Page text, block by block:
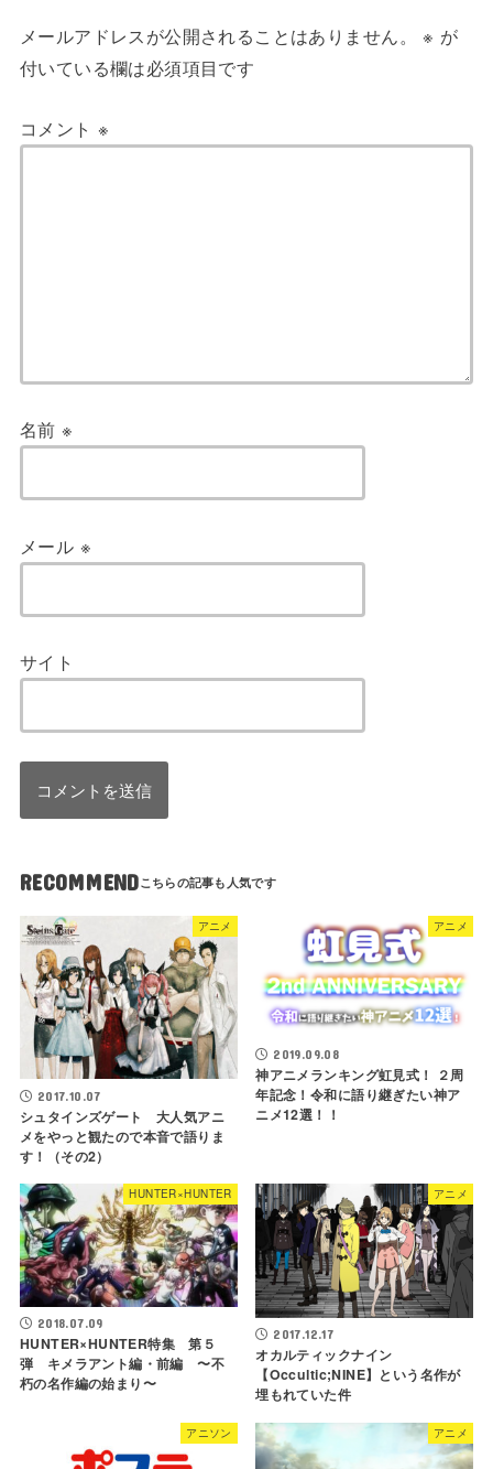
メールアドレスが公開されることはありません。 ※ が
付いている欄は必須項目です
コメント ※
名前※
メール ※
サイト
RECOMMEND
アニメ
2017.10.07
シュタインズゲート 大人気アニ
メをやっと観たので本音で語りま
す！（その2）
アニメ
2019.09.08
神アニメランキング虹見式！ ２周
年記念！令和に語り継ぎたい神ア
ニメ12選！！
HUNTER×HUNTER
2018.07.09
HUNTER×HUNTER特集 第５
弾 キメラアント編・前編 〜不
朽の名作編の始まり〜
アニメ
2017.12.17
オカルティックナイン
【Occultic;NINE】という名作が
埋もれていた件
アニソン アニメ